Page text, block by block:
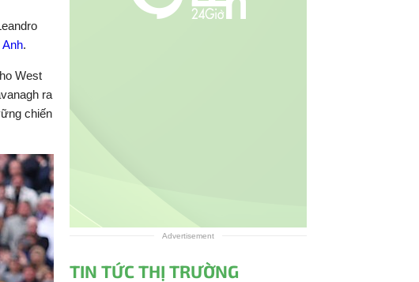
Anh.
West
ra
chiến
Advertisement
TIN TỨC THỊ TRƯỜNG